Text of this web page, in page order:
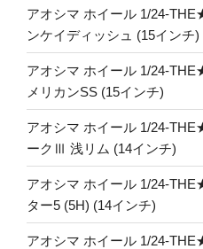
アオシマ ホイール 1/24-
ンケイディッシュ (15インチ)
アオシマ ホイール 1/24-
メリカンSS (15インチ)
アオシマ ホイール 1/24-
ークⅢ 浅リム (14インチ)
アオシマ ホイール 1/24-
ター5 (5H) (14インチ)
アオシマ ホイール 1/24-